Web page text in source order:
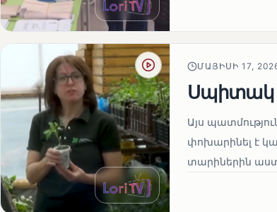
ՄԱՅԻՍԻ 17,
Սպիտակ
Այս
փոխարինել է
տարիներին